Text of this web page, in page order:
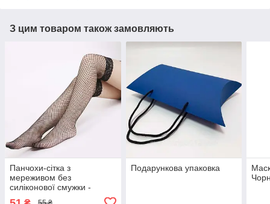
З цим товаром також замовляють
Панчохи-сітка з
мереживом без
силіконової смужки -
Чорний - XS/S - Еротична
Подарункова упаковка